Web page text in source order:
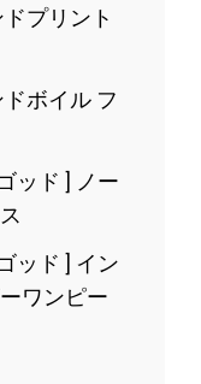
プリント
ボイル フ
ッド ] ノー
ッド ] イン
ワンピー